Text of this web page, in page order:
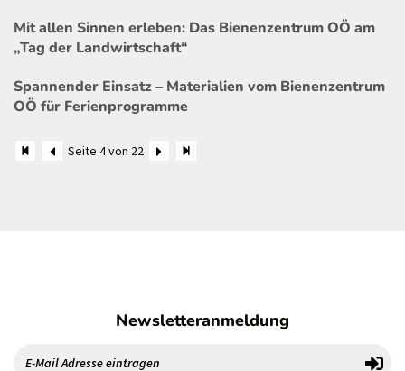
Mit allen Sinnen erleben: Das Bienenzentrum OÖ am
„Tag der Landwirtschaft“
Spannender Einsatz – Materialien vom Bienenzentrum
OÖ für Ferienprogramme
Seite 4 von 22
Newsletteranmeldung